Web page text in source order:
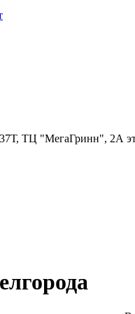
ТЦ "МегаГринн", 2А